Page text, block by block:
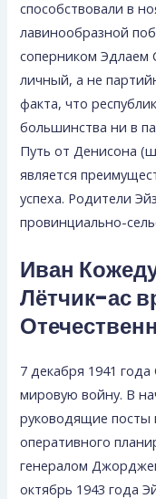
способствовали в
лавинооб­разной
соперником Эдлаем
личный, а не
факта, что
большинства ни в
Путь от Денисона
является
успеха. Родители
провинциально-
Иван
Лётчик-ас
7 декабря 1941
мировую войну. В
руководящие посты
оперативного
генералом
октябрь 1943 года